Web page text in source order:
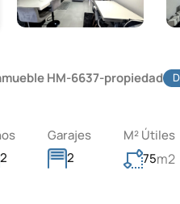
HM-6637-propiedad
2
Garajes
2
M² Útiles
75m2